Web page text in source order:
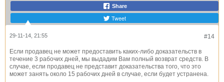
Share
Tweet
#14
29-11-14, 21:55
Если продавец не может предоставить каких-либо доказательств в
течение 3 рабочих дней, мы выдадим Вам полный возврат средств. В
случае, если продавец не представит доказательства того, что это
может занять около 15 рабочих дней в случае, если будет устранена.